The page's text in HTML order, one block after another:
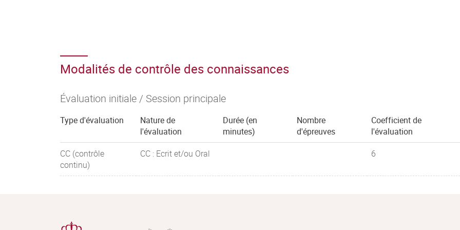
-Les valeurs toxicologiques de références : critères de sécurité chez l’Homme–
réglementation.
-Les matériaux au contact des denrées alimentaires.
-Identification d’un effet toxique- génotoxicité.
Modalités de contrôle des connaissances
Évaluation initiale / Session principale
Type d'évaluation
Nature de
l'évaluation
Durée (en
minutes)
Nombre
d'épreuves
Coefficient de
l'évaluation
CC (contrôle
continu)
CC : Ecrit et/ou Oral 6